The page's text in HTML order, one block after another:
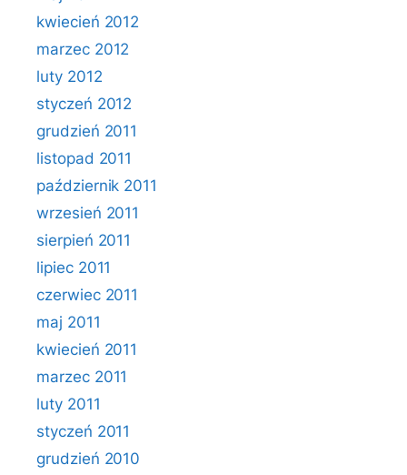
kwiecień 2012
marzec 2012
luty 2012
styczeń 2012
grudzień 2011
listopad 2011
październik 2011
wrzesień 2011
sierpień 2011
lipiec 2011
czerwiec 2011
maj 2011
kwiecień 2011
marzec 2011
luty 2011
styczeń 2011
grudzień 2010